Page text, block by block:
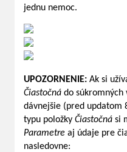
jednu nemoc.
UPOZORNENIE: Ak si
Čiastočná do súkromných
dávnejšie (pred updatom
typu položky Čiastočná si
Parametre aj údaje pre
nasledovne: